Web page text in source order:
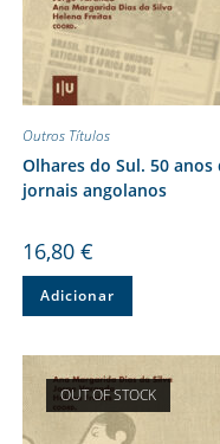
Outros Títulos
Olhares do Sul. 50
jornais angolanos
16,80 €
Adicionar
OUT OF STOCK